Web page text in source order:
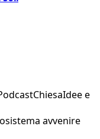
ChiesaIdee e
avvenire